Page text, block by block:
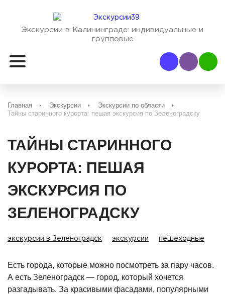
Экскурсии в Калининграде: индивидуальные и
групповые
Наш Viber
Наш
Главная Экскурсии
Экскурсии по области
Тайны старинного курорта: пешая экскурсия по Зеленоградску
ТАЙНЫ СТАРИННОГО
КУРОРТА: ПЕШАЯ
ЭКСКУРСИЯ ПО
ЗЕЛЕНОГРАДСКУ
экскурсии в Зеленоградск экскурсии пешеходные
Есть города, которые можно посмотреть за пару часов.
А есть Зеленоградск — город, который хочется
разгадывать. За красивыми фасадами, популярными